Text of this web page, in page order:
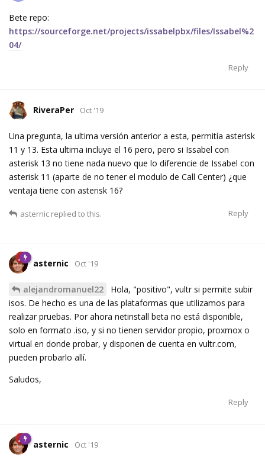
Bete repo:
https://sourceforge.net/projects/issabelpbx/files/Issabel%2
04/
Reply
RiveraPer Oct '19
Una pregunta, la ultima versión anterior a esta, permitía asterisk
11 y 13. Esta ultima incluye el 16 pero, pero si Issabel con
asterisk 13 no tiene nada nuevo que lo diferencie de Issabel con
asterisk 11 (aparte de no tener el modulo de Call Center) ¿que
ventaja tiene con asterisk 16?
Reply
asternic replied to this.
asternic Oct '19
alejandromanuel22
Hola, "positivo", vultr si permite subir
isos. De hecho es una de las plataformas que utilizamos para
realizar pruebas. Por ahora netinstall beta no está disponible,
solo en formato .iso, y si no tienen servidor propio, proxmox o
virtual en donde probar, y disponen de cuenta en vultr.com,
pueden probarlo allí.
Saludos,
Reply
asternic Oct '19